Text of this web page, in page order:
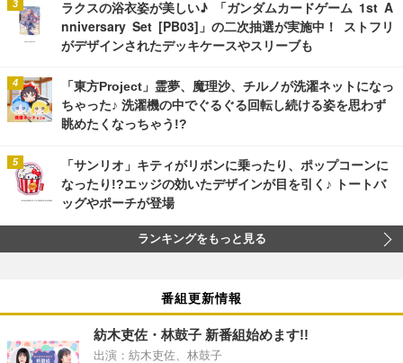
ラクスの浴衣姿が美しい♪ 「ガンダムカードゲーム 1st A
nniversary Set [PB03]」の二次抽選が実施中！ ストフリ
がデザインされたデッキケースやスリーブも
「東方Project」霊夢、魔理沙、チルノが洗濯ネットになっ
ちゃった♪ 洗濯機の中でぐるぐる回転し続ける姿を思わず
眺めたくなっちゃう!?
「サンリオ」キティがリボンに乗ったり、ポップコーンに
なったり!?エッジの効いたデザインが目を引く♪ トートバ
ッグやポーチが登場
ランキングをもっと見る
番組更新情報
紡木吏佐・林鼓子 新番組始めます!!
出演：紡木吏佐、林鼓子